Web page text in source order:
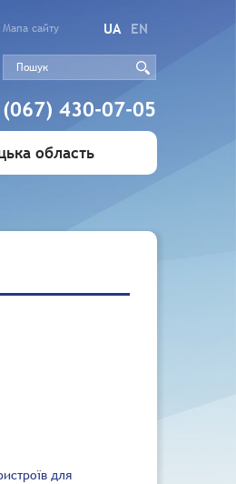
Мапа сайту UA EN
(067) 430-07-05
область
для